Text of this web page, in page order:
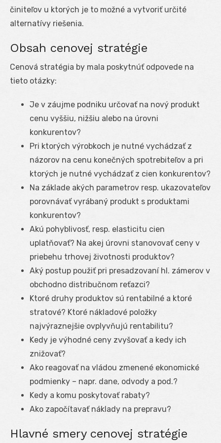
činiteľov u ktorých je to možné a vytvoriť určité
alternatívy riešenia.
Obsah cenovej stratégie
Cenová stratégia by mala poskytnúť odpovede na
tieto otázky:
Je v záujme podniku určovať na nový produkt
cenu vyššiu, nižšiu alebo na úrovni
konkurentov?
Pri ktorých výrobkoch je nutné vychádzať z
názorov na cenu konečných spotrebiteľov a pri
ktorých je nutné vychádzať z cien konkurentov?
Na základe akých parametrov resp. ukazovateľov
porovnávať vyrábaný produkt s produktami
konkurentov?
Akú pohyblivosť, resp. elasticitu cien
uplatňovať? Na akej úrovni stanovovať ceny v
priebehu trhovej životnosti produktov?
Aký postup použiť pri presadzovaní hl. zámerov v
obchodno distribučnom reťazci?
Ktoré druhy produktov sú rentabilné a ktoré
stratové? Ktoré nákladové položky
najvýraznejšie ovplyvňujú rentabilitu?
Kedy je výhodné ceny zvyšovať a kedy ich
znižovať?
Ako reagovať na vládou zmenené ekonomické
podmienky – napr. dane, odvody a pod.?
Kedy a komu poskytovať rabaty?
Ako započítavať náklady na prepravu?
Hlavné smery cenovej stratégie